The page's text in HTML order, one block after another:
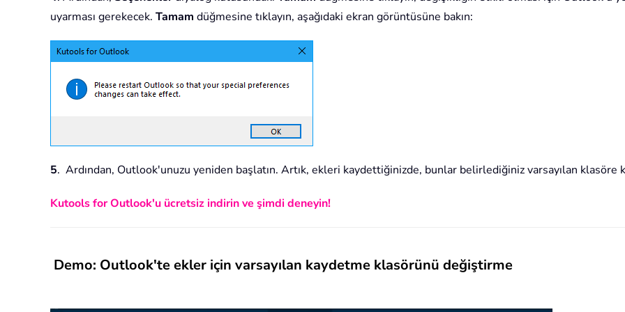
uyarması gerekecek. Tamam düğmesine tıklayın, aşağıdaki ekran görüntüsüne bakın:
5. Ardından, Outlook'unuzu yeniden başlatın. Artık, ekleri kaydettiğinizde, bunlar belirlediğiniz varsayılan klasöre
Kutools for Outlook'u ücretsiz indirin ve şimdi deneyin!
Demo: Outlook'te ekler için varsayılan kaydetme klasörünü değiştirme